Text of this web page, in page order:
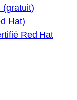
(gratuit)
Hat)
Red Hat